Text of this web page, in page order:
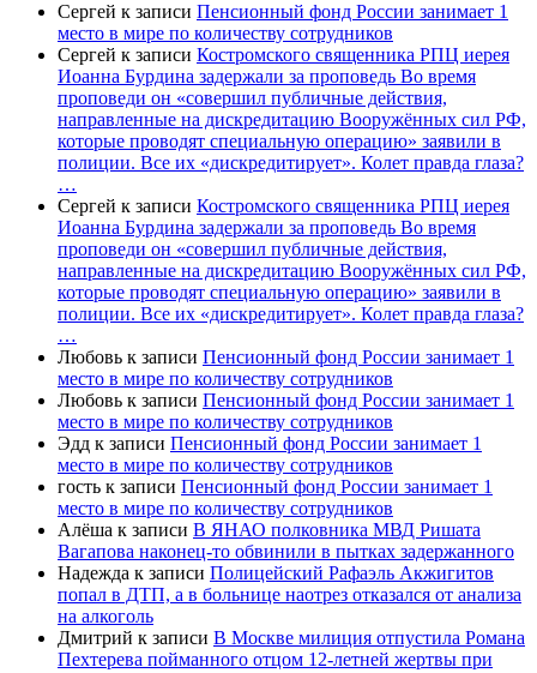
Сергей к записи Пенсионный фонд России занимает 1
место в мире по количеству сотрудников
Сергей к записи Костромского священника РПЦ иерея
Иоанна Бурдина задержали за проповедь Во время
проповеди он «совершил публичные действия,
направленные на дискредитацию Вооружённых сил РФ,
которые проводят специальную операцию» заявили в
полиции. Все их «дискредитирует». Колет правда глаза?
…
Сергей к записи Костромского священника РПЦ иерея
Иоанна Бурдина задержали за проповедь Во время
проповеди он «совершил публичные действия,
направленные на дискредитацию Вооружённых сил РФ,
которые проводят специальную операцию» заявили в
полиции. Все их «дискредитирует». Колет правда глаза?
…
Любовь к записи Пенсионный фонд России занимает 1
место в мире по количеству сотрудников
Любовь к записи Пенсионный фонд России занимает 1
место в мире по количеству сотрудников
Эдд к записи Пенсионный фонд России занимает 1
место в мире по количеству сотрудников
гость к записи Пенсионный фонд России занимает 1
место в мире по количеству сотрудников
Алёша к записи В ЯНАО полковника МВД Ришата
Вагапова наконец-то обвинили в пытках задержанного
Надежда к записи Полицейский Рафаэль Акжигитов
попал в ДТП, а в больнице наотрез отказался от анализа
на алкоголь
Дмитрий к записи В Москве милиция отпустила Романа
Пехтерева пойманного отцом 12-летней жертвы при